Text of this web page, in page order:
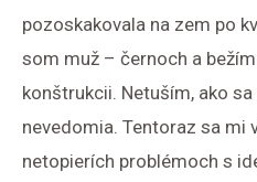
pozoskakovala na zem po
som muž – černoch a
konštrukcii. Netuším, ako
nevedomia. Tentoraz sa mi
netopierích problémoch s